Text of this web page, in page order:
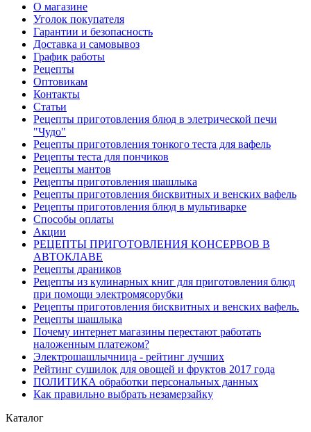
О магазине
Уголок покупателя
Гарантии и безопасность
Доставка и самовывоз
График работы
Рецепты
Оптовикам
Контакты
Статьи
Рецепты приготовления блюд в элетрической печи
"Чудо"
Рецепты приготовления тонкого теста для вафель
Рецепты теста для пончиков
Рецепты мантов
Рецепты приготовления шашлыка
Рецепты приготовления бисквитных и венских вафель
Рецепты приготовления блюд в мультиварке
Способы оплаты
Акции
РЕЦЕПТЫ ПРИГОТОВЛЕНИЯ КОНСЕРВОВ В
АВТОКЛАВЕ
Рецепты драников
Рецепты из кулинарных книг для приготовления блюд
при помощи электромясорубки
Рецепты приготовления бисквитных и венских вафель.
Рецепты шашлыка
Почему интернет магазины перестают работать
наложенным платежом?
Электрошашлычница - рейтинг лучших
Рейтинг сушилок для овощей и фруктов 2017 года
ПОЛИТИКА обработки персональных данных
Как правильно выбрать незамерзайку
Каталог